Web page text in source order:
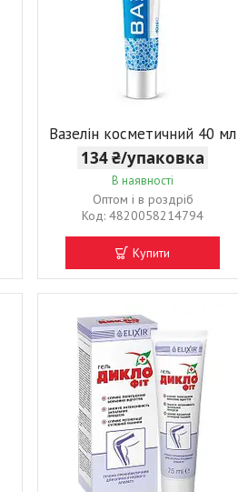
Вазелін косметичний 40 мл
134 ₴/упаковка
В наявності
Оптом і в роздріб
4820058214794
Купити